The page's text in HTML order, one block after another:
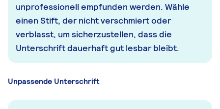
unprofessionell empfunden werden. Wähle
einen Stift, der nicht verschmiert oder
verblasst, um sicherzustellen, dass die
Unterschrift dauerhaft gut lesbar bleibt.
Unpassende Unterschrift